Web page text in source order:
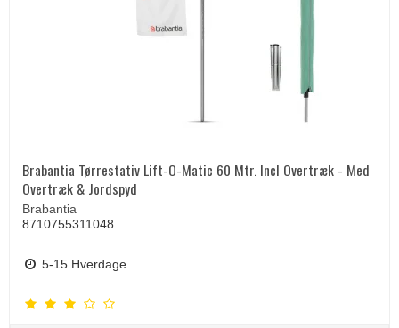
Brabantia Tørrestativ Lift-O-Matic 60 Mtr. Incl Overtræk - Med
Overtræk & Jordspyd
Brabantia
8710755311048
5-15 Hverdage